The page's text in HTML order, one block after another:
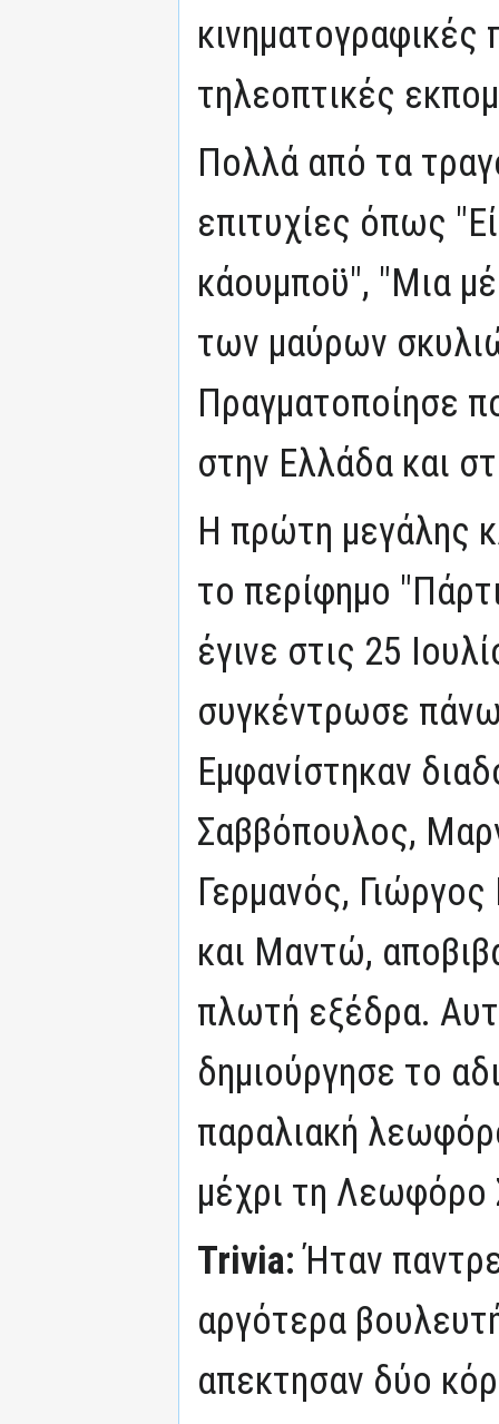
κινηματογραφικές
τηλεοπτικές
Πολλά από τα
επιτυχίες όπως
κάουμποϋ", "Μια
των μαύρων
Πραγματοποίησε
στην Ελλάδα και
Η πρώτη μεγάλης
το περίφημο
έγινε στις 25
συγκέντρωσε
Εμφανίστηκαν
Σαββόπουλος,
Γερμανός,
και Μαντώ,
πλωτή εξέδρα.
δημιούργησε το
παραλιακή
μέχρι τη Λεωφόρο
Trivia:Ήταν
αργότερα
απεκτησαν δύο